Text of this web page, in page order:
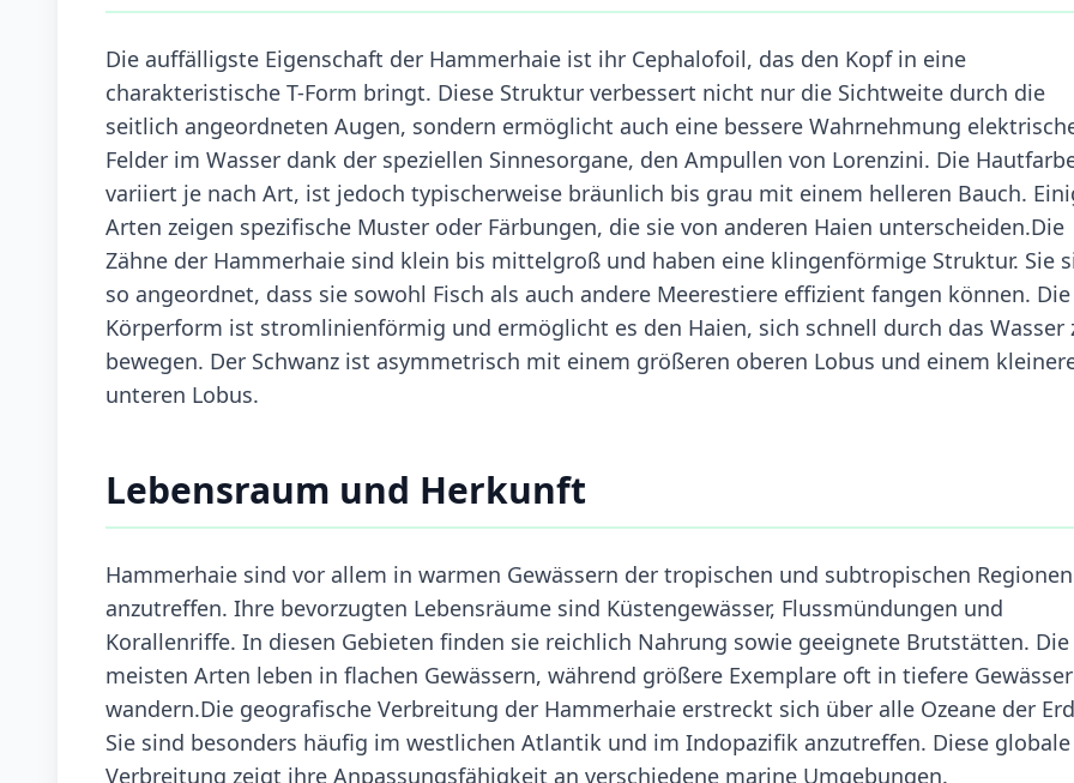
Die auffälligste Eigenschaft der Hammerhaie ist ihr Cephalofoil, das den Kopf in eine
charakteristische T-Form bringt. Diese Struktur verbessert nicht nur die Sichtweite durch die
seitlich angeordneten Augen, sondern ermöglicht auch eine bessere Wahrnehmung
Felder im Wasser dank der speziellen Sinnesorgane, den Ampullen von Lorenzini. Die
variiert je nach Art, ist jedoch typischerweise bräunlich bis grau mit einem helleren Bauch.
Arten zeigen spezifische Muster oder Färbungen, die sie von anderen Haien unterscheiden.Die
Zähne der Hammerhaie sind klein bis mittelgroß und haben eine klingenförmige Struktur. Sie
so angeordnet, dass sie sowohl Fisch als auch andere Meerestiere effizient fangen können. Die
Körperform ist stromlinienförmig und ermöglicht es den Haien, sich schnell durch das Wasser
bewegen. Der Schwanz ist asymmetrisch mit einem größeren oberen Lobus und einem
unteren Lobus.
Lebensraum und Herkunft
Hammerhaie sind vor allem in warmen Gewässern der tropischen und subtropischen Regionen
anzutreffen. Ihre bevorzugten Lebensräume sind Küstengewässer, Flussmündungen und
Korallenriffe. In diesen Gebieten finden sie reichlich Nahrung sowie geeignete Brutstätten. Die
meisten Arten leben in flachen Gewässern, während größere Exemplare oft in tiefere Gewässer
wandern.Die geografische Verbreitung der Hammerhaie erstreckt sich über alle Ozeane der
Sie sind besonders häufig im westlichen Atlantik und im Indopazifik anzutreffen. Diese globale
Verbreitung zeigt ihre Anpassungsfähigkeit an verschiedene marine Umgebungen.